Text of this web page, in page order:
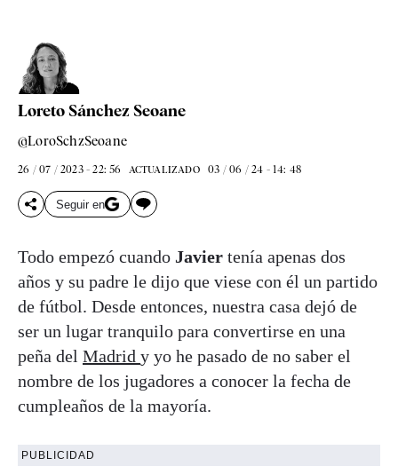
Loreto Sánchez Seoane
@LoroSchzSeoane
26 / 07 / 2023 - 22: 56 ACTUALIZADO 03 / 06 / 24 - 14: 48
Seguir en
Todo empezó cuando Javier tenía apenas dos
años y su padre le dijo que viese con él un partido
de fútbol. Desde entonces, nuestra casa dejó de
ser un lugar tranquilo para convertirse en una
peña del Madrid y yo he pasado de no saber el
nombre de los jugadores a conocer la fecha de
cumpleaños de la mayoría.
PUBLICIDAD